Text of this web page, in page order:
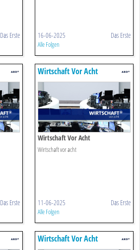
Das Erste 16-06-2025 Das Erste
Alle Folgen
Das Erste
Wirtschaft Vor Acht
Wirtschaft Vor Acht
Wirtschaft vor acht
11-06-2025 Das Erste
Alle Folgen
Wirtschaft Vor Acht